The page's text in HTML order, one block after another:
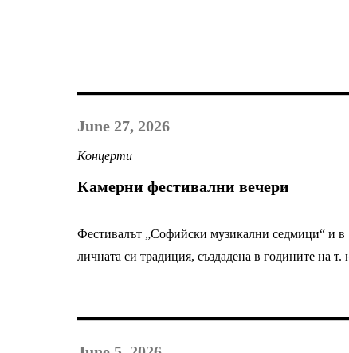
June 27, 2026
Концерти
Камерни фестивални вечери
Фестивалът „Софийски музикални седмици“ и в
личната си традиция, създадена в годините на т.